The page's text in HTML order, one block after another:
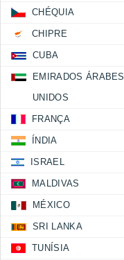
CHÉQUIA
CHIPRE
CUBA
EMIRADOS ÁRABES
UNIDOS
FRANÇA
ÍNDIA
ISRAEL
MALDIVAS
MÉXICO
SRI LANKA
TUNÍSIA